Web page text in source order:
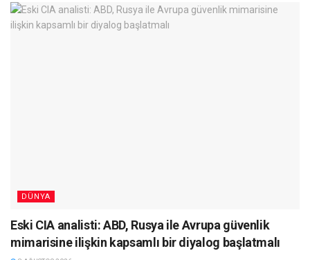
DÜNYA
Eski CIA analisti: ABD, Rusya ile Avrupa güvenlik
mimarisine ilişkin kapsamlı bir diyalog başlatmalı